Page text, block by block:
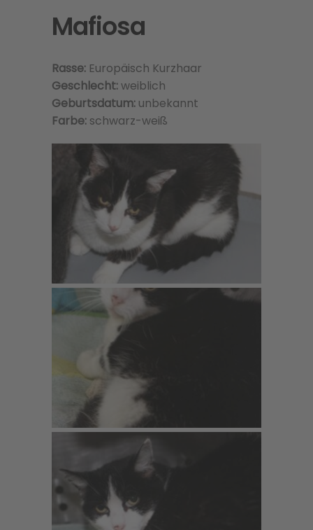
Mafiosa
Rasse: Europäisch Kurzhaar
Geschlecht:weiblich
Geburtsdatum: unbekannt
Farbe: schwarz-weiß